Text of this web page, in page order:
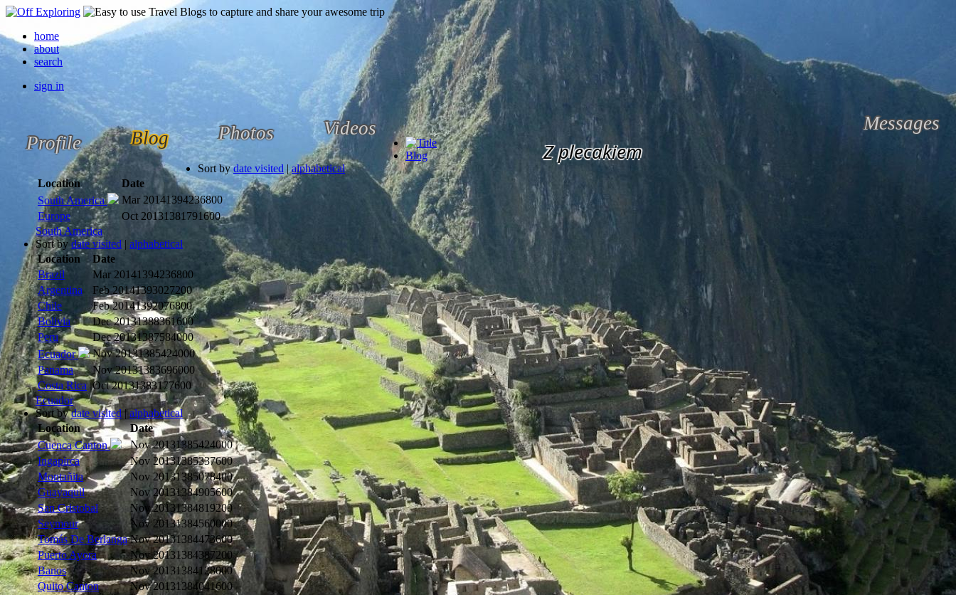
home
about
search
sign in
Profile Blog Photos Videos Messages
Z plecakiem
Blog
Sort bydate visited | alphabetical
Location
Date
South America
Mar 20141394236800
Europe
Oct 20131381791600
South America
Sort by date visited | alphabetical
Location
Date
Brazil
Mar 20141394236800
Argentina
Feb 20141393027200
Chile
Feb 20141392076800
Bolivia
Dec 20131388361600
Peru
Dec 20131387584000
Ecuador
Nov 20131385424000
Panama
Nov 20131383696000
Costa Rica Oct 20131383177600
Ecuador
Sort bydate visited | alphabetical
Location
Date
Cuenca Canton
Nov 20131385424000
Ingapirca
Nov 20131385337600
Montañita
Nov 20131385078400
Guayaquil
Nov 20131384905600
San Cristobal
Nov 20131384819200
Seymour
Nov 20131384560000
Tomás De Berlanga Nov 20131384473600
Puerto Ayora
Nov 20131384387200
Banos
Nov 20131384128000
Quito Canton
Nov 20131384041600